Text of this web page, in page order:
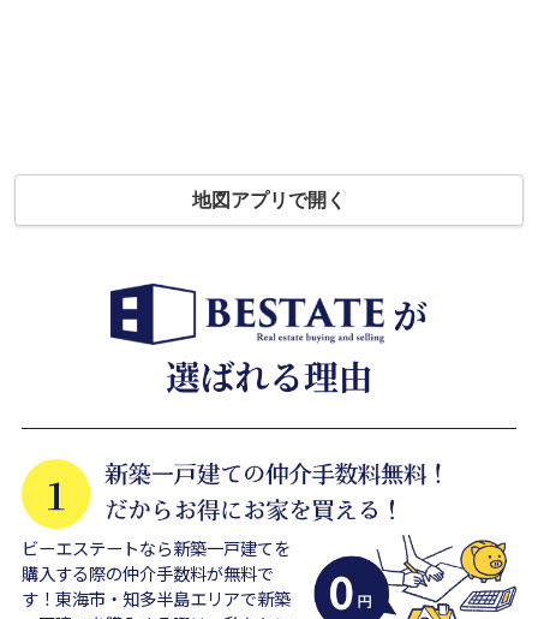
地図アプリで開く
ビーエステートなら新築一戸建てを
購入する際の仲介手数料が無料で
す！東海市・知多半島エリアで新築